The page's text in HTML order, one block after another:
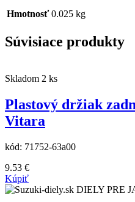
Hmotnosť 0.025 kg
Súvisiace produkty
Skladom 2 ks
Plastový držiak
Vitara
kód: 71752-63a00
9.53 €
Kúpiť
DIELY PRE